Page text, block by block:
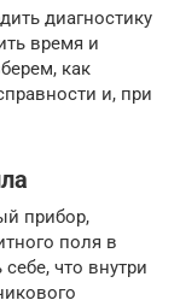
диагностику
время и
как
и, при
прибор,
поля в
что внутри